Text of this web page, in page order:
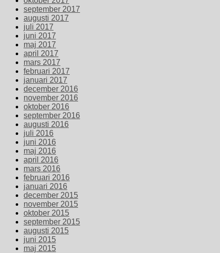
september 2017
augusti 2017
juli 2017
juni 2017
maj 2017
april 2017
mars 2017
februari 2017
januari 2017
december 2016
november 2016
oktober 2016
september 2016
augusti 2016
juli 2016
juni 2016
maj 2016
april 2016
mars 2016
februari 2016
januari 2016
december 2015
november 2015
oktober 2015
september 2015
augusti 2015
juni 2015
maj 2015